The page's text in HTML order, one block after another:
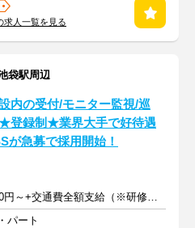
人一覧を見る
袋駅周辺
設内の受付/モニター監視/巡
登録制★業界大手で好待遇
が急募で採用開始！
日給2万3790円～+交通費全額支給（※研修時も全額支給）
パート